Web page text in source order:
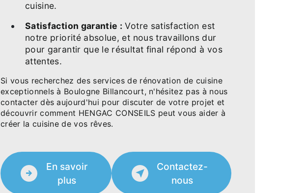
cuisine.
Satisfaction garantie : Votre satisfaction est
notre priorité absolue, et nous travaillons dur
pour garantir que le résultat final répond à vos
attentes.
Si vous recherchez des services de rénovation de cuisine
exceptionnels à Boulogne Billancourt, n'hésitez pas à nous
contacter dès aujourd'hui pour discuter de votre projet et
découvrir comment HENGAC CONSEILS peut vous aider à
créer la cuisine de vos rêves.
En savoir
plus
Contactez-
nous